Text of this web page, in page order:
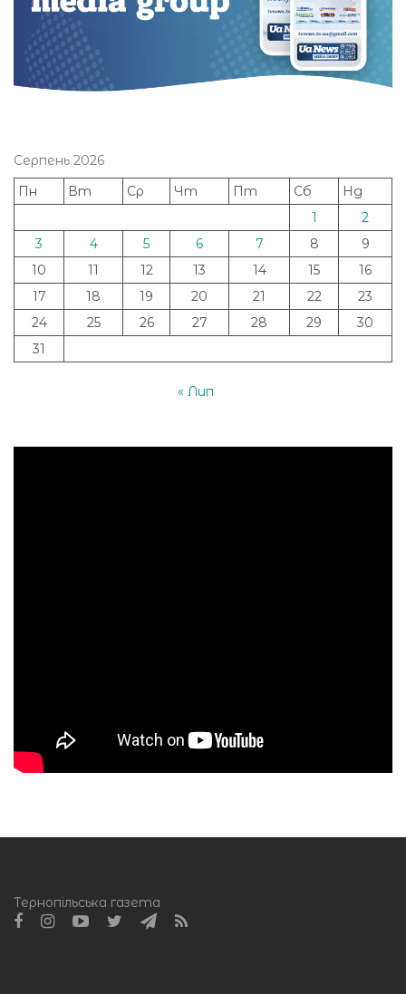
Серпень 2026
Пн
Вт Ср Чт Пт Сб
Нд
1
2
3
4 5 6 7 8
9
10
11 12 13 14 15
16
17
18 19 20 21 22
23
24
25 26 27 28 29
30
31
« Лип
Тернопільська газета